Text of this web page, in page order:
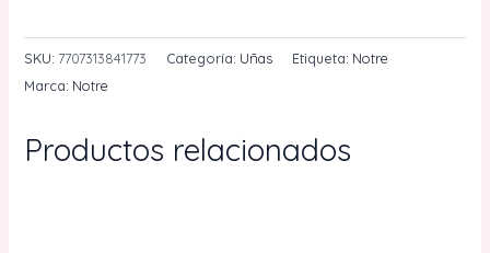
Notre
40
cantidad
SKU: 7707313841773 Categoría: Uñas Etiqueta: Notre
Marca: Notre
Productos relacionados